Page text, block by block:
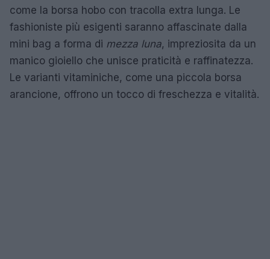
come la borsa hobo con tracolla extra lunga. Le
fashioniste più esigenti saranno affascinate dalla
mini bag a forma di mezza luna, impreziosita da un
manico gioiello che unisce praticità e raffinatezza.
Le varianti vitaminiche, come una piccola borsa
arancione, offrono un tocco di freschezza e vitalità.